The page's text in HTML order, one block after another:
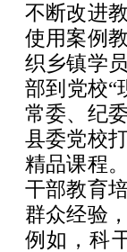
不断改进
使用案例
织乡镇学
部到党校“
常委、纪
县委党校
精品课程
干部教育
群众经验
例如，科